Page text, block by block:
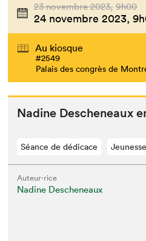
23 novembre 2023, 9h00
24 novembre 2023,
Au kiosque
#2549
Palais des congrès de
Nadine Desch­e­neaux
Séance de dédicace Jeunesse
Auteur·rice
Nadine Descheneaux